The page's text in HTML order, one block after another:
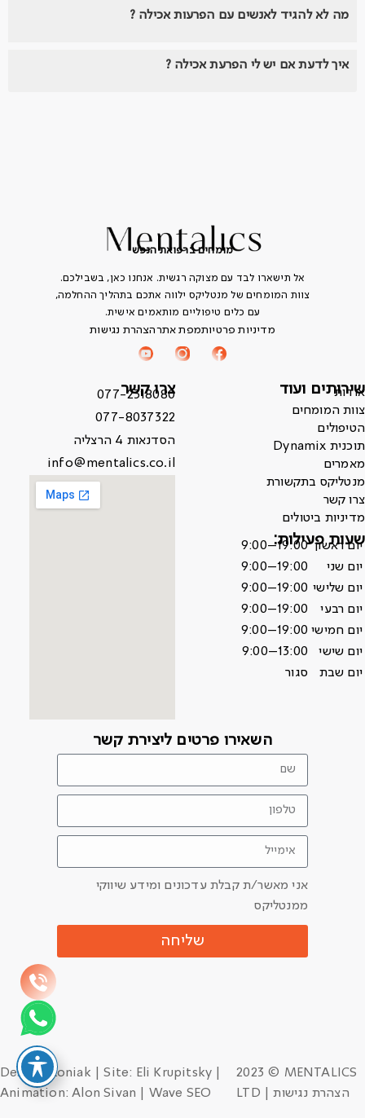
מה לא להגיד לאנשים עם הפרעות אכילה ?
איך לדעת אם יש לי הפרעת אכילה ?
מומחים ברפואת הנפש
אל תישארו לבד עם מצוקה רגשית. אנחנו כאן, בשבילכם.
צוות המומחים של מנטליקס ילווה אתכם בתהליך ההחלמה,
עם כלים טיפוליים מותאמים אישית.
מדיניות פרטיותמפת אתרהצהרת נגישות
שירותים ועוד
אודות
צוות המומחים
הטיפולים
תוכנית Dynamix
מאמרים
מנטליקס בתקשורת
צרו קשר
מדיניות ביטולים
שעות פעילות:
יום ראשון 9:00–19:00
יום שני
9:00–19:00
יום שלישי 9:00–19:00
יום רבעי
9:00–19:00
יום חמישי 9:00–19:00
יום שישי
9:00–13:00
יום שבת
סגור
צרו קשר
077-2318080
077-8037322
הסדנאות 4 הרצליה
info@mentalics.co.il
השאירו פרטים ליצירת קשר
אני מאשר/ת קבלת עדכונים ומידע שיווקי
ממנטליקס
שליחה
2023 © MENTALICS
LTD |הצהרת נגישות
Design: Koniak | Site: Eli Krupitsky
Animation: Alon Sivan | Wave SEO